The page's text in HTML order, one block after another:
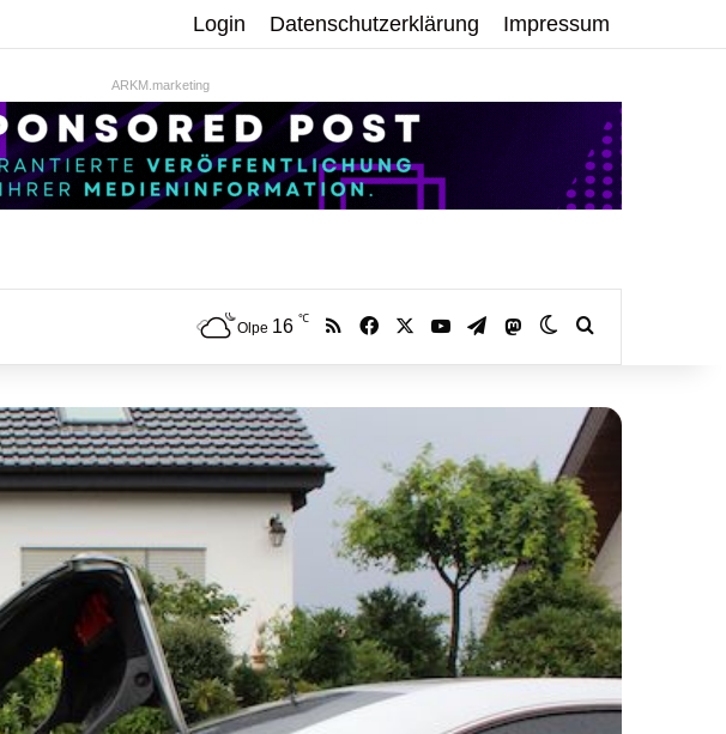
Login Datenschutzerklärung Impressum
ARKM.marketing
Olpe 16 ℃ RSS Facebook YouTubeTelegramMastodonSkin umschalten